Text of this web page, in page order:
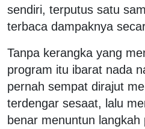
sendiri, terputus satu
terbaca dampaknya
Tanpa kerangka yang
program itu ibarat nada
pernah sempat dirajut
terdengar sesaat, lalu
benar menuntun langkah